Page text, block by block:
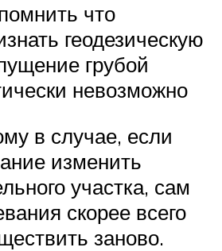
что
геодезическую
грубой
невозможно
в случае, если
изменить
участка, сам
скорее всего
заново.